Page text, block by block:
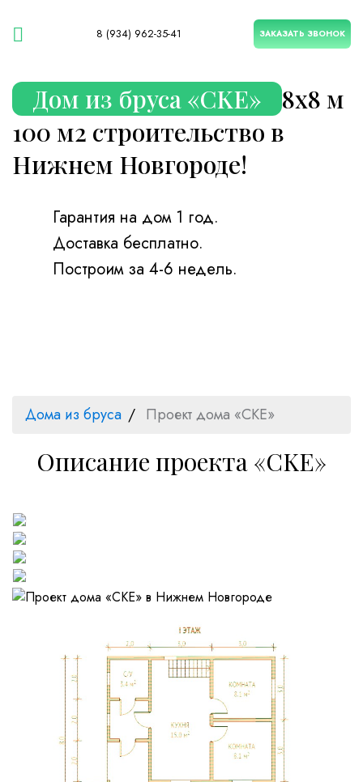
8 (934) 962-35-41 ЗАКАЗАТЬ ЗВОНОК
Дом из бруса «CKE»
8х8 м
100 м2 строительство в
Нижнем Новгороде!
Гарантия на дом 1 год.
Доставка бесплатно.
Построим за 4-6 недель.
Дома из бруса Проект дома «CKE»
Описание проекта «CKE»